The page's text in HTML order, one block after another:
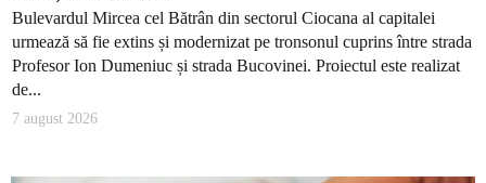
Bulevardul Mircea cel Bătrân din sectorul Ciocana al capitalei
urmează să fie extins și modernizat pe tronsonul cuprins între strada
Profesor Ion Dumeniuc și strada Bucovinei. Proiectul este realizat
de...
7 august 2026